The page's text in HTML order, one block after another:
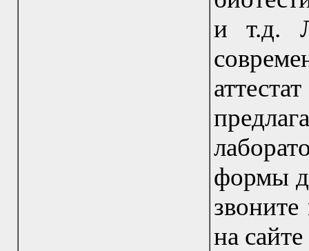
и т.д.
формы
на